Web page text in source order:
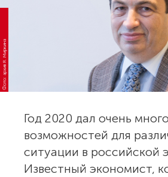
Фото: архив Я. Миркина
Год 2020 дал очень много
возможностей для
ситуации в российской
Известный экономист,